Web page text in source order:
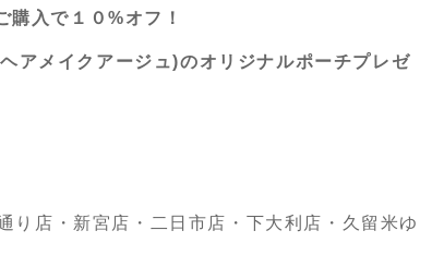
購入で１０%オフ！
メイクアージュ)のオリジナルポーチプレゼ
店・新宮店・二日市店・下大利店・久留米ゆ